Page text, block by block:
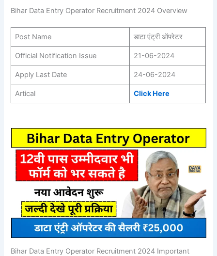
Bihar Data Entry Operator Recruitment 2024 Overview
Post Name डाटा एंट्री ऑपरेटर
Official Notification Issue 21-06-2024
Apply Last Date 24-06-2024
Artical Click Here
Bihar Data Entry Operator Recruitment 2024 Important